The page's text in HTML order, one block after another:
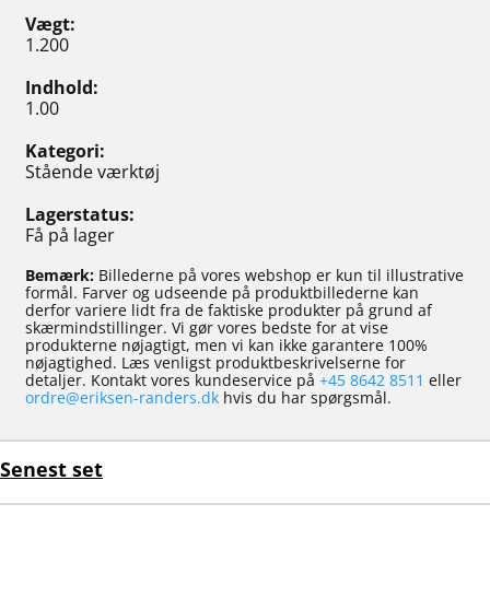
Vægt
1.200
Indhold
1.00
Kategori
Stående værktøj
Lagerstatus
Få på lager
Bemærk: Billederne på vores webshop er kun til illustrative
formål. Farver og udseende på produktbillederne kan
derfor variere lidt fra de faktiske produkter på grund af
skærmindstillinger. Vi gør vores bedste for at vise
produkterne nøjagtigt, men vi kan ikke garantere 100%
nøjagtighed. Læs venligst produktbeskrivelserne for
detaljer. Kontakt vores kundeservice på +45 8642 8511 eller
ordre@eriksen-randers.dk hvis du har spørgsmål.
Senest set